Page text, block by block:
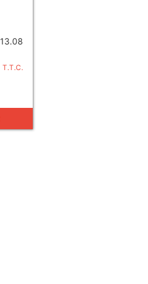
13.08
T.T.C.